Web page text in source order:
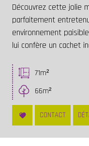
Découvrez cette jolie
parfaitement
environnement
lui confère un cachet
71m²
66m²
CONTACT